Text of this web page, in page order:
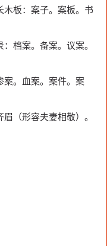
板：案子。案板。书
档案。备案。议案。
。血案。案件。案
（形容夫妻相敬）。